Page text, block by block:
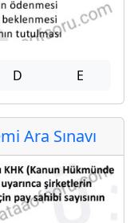
D E
Ara Sınavı